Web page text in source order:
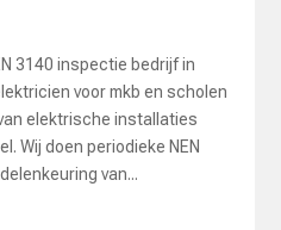
3140 inspectie bedrijf in
voor mkb en scholen
elektrische installaties
Wij doen periodieke NEN
van...